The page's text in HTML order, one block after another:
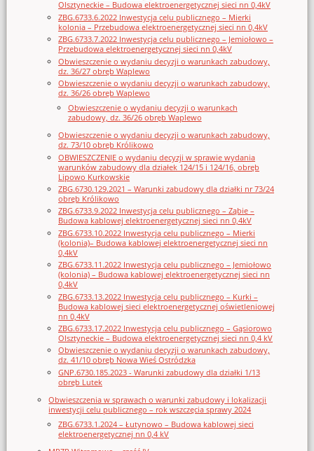
Olsztyneckie – Budowa elektroenergetycznej sieci nn 0,4kV
ZBG.6733.6.2022 Inwestycja celu publicznego – Mierki
kolonia – Przebudowa elektroenergetycznej sieci nn 0,4kV
ZBG.6733.7.2022 Inwestycja celu publicznego – Jemiołowo –
Przebudowa elektroenergetycznej sieci nn 0,4kV
Obwieszczenie o wydaniu decyzji o warunkach zabudowy,
dz. 36/27 obręb Waplewo
Obwieszczenie o wydaniu decyzji o warunkach zabudowy,
dz. 36/26 obręb Waplewo
Obwieszczenie o wydaniu decyzji o warunkach
zabudowy, dz. 36/26 obręb Waplewo
Obwieszczenie o wydaniu decyzji o warunkach zabudowy,
dz. 73/10 obręb Królikowo
OBWIESZCZENIE o wydaniu decyzji w sprawie wydania
warunków zabudowy dla działek 124/15 i 124/16, obręb
Lipowo Kurkowskie
ZBG.6730.129.2021 – Warunki zabudowy dla działki nr 73/24
obręb Królikowo
ZBG.6733.9.2022 Inwestycja celu publicznego – Ząbie –
Budowa kablowej elektroenergetycznej sieci nn 0,4kV
ZBG.6733.10.2022 Inwestycja celu publicznego – Mierki
(kolonia)– Budowa kablowej elektroenergetycznej sieci nn
0,4kV
ZBG.6733.11.2022 Inwestycja celu publicznego – Jemiołowo
(kolonia) – Budowa kablowej elektroenergetycznej sieci nn
0,4kV
ZBG.6733.13.2022 Inwestycja celu publicznego – Kurki –
Budowa kablowej sieci elektroenergetycznej oświetleniowej
nn 0,4kV
ZBG.6733.17.2022 Inwestycja celu publicznego – Gąsiorowo
Olsztyneckie – Budowa elektroenergetycznej sieci nn 0,4 kV
Obwieszczenie o wydaniu decyzji o warunkach zabudowy,
dz. 41/10 obręb Nowa Wieś Ostródzka
GNP.6730.185.2023 - Warunki zabudowy dla działki 1/13
obręb Lutek
Obwieszczenia w sprawach o warunki zabudowy i lokalizacji
inwestycji celu publicznego – rok wszczęcia sprawy 2024
ZBG.6733.1.2024 – Łutynowo – Budowa kablowej sieci
elektroenergetycznej nn 0,4 kV